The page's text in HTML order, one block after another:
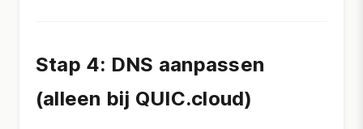
Stap 4: DNS aanpassen
(alleen bij QUIC.cloud)